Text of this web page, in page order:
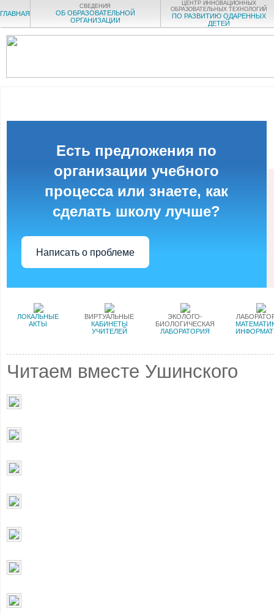
ГЛАВНАЯ
СВЕДЕНИЯ
ОБ ОБРАЗОВАТЕЛЬНОЙ
ОРГАНИЗАЦИИ
ЦЕНТР ИННОВАЦИОННЫХ
ОБРАЗОВАТЕЛЬНЫХ ТЕХНОЛОГИЙ
ПО РАЗВИТИЮ ОДАРЕННЫХ
ДЕТЕЙ
Есть предложения по
организации учебного
процесса или знаете, как
сделать школу лучше?
Написать о проблеме
ЛОКАЛЬНЫЕ
АКТЫ
ВИРТУАЛЬНЫЕ
КАБИНЕТЫ
УЧИТЕЛЕЙ
ЭКОЛОГО-
БИОЛОГИЧЕСКАЯ
ЛАБОРАТОРИЯ
Читаем вместе Ушинского